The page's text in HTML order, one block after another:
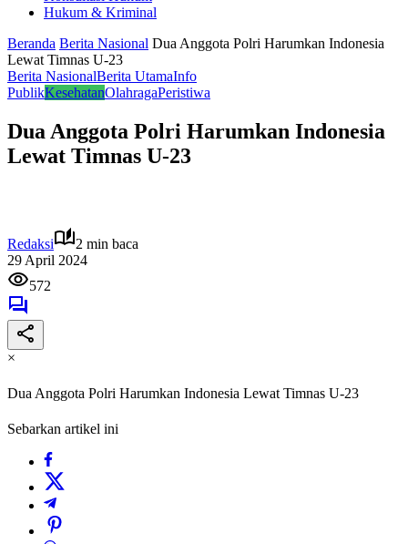
Hukum & Kriminal
Beranda Berita Nasional Dua Anggota Polri Harumkan Indonesia
Lewat Timnas U-23
Berita NasionalBerita UtamaInfo
PublikKesehatanOlahragaPeristiwa
Dua Anggota Polri Harumkan Indonesia
Lewat Timnas U-23
Redaksi
2 min baca
29 April 2024
572
×
Dua Anggota Polri Harumkan Indonesia Lewat Timnas U-23
Sebarkan artikel ini